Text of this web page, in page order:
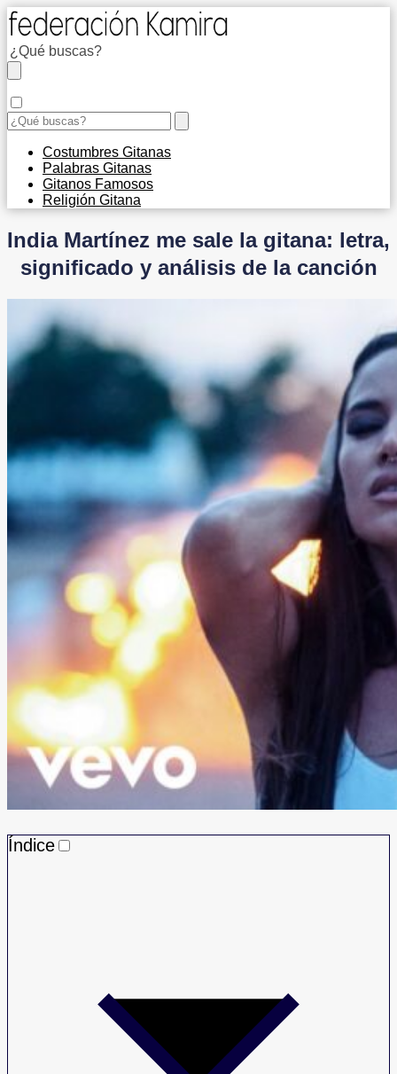
Costumbres Gitanas
Palabras Gitanas
Gitanos Famosos
Religión Gitana
India Martínez me sale la gitana: letra,
significado y análisis de la canción
Índice